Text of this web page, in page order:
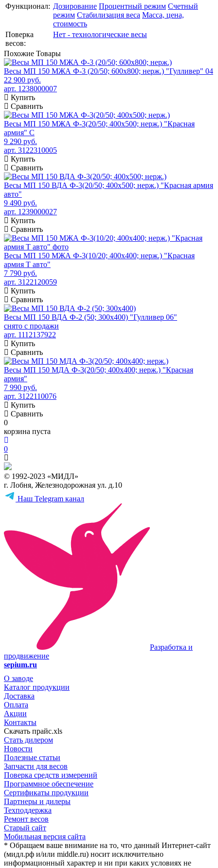
Функционал: Дозирование Процентный режим Счетный
режим Стабилизация веса Масса, цена,
стоимость
Поверка
весов:
Нет - технологические весы
Похожие Товары
Весы МП 150 МЖА Ф-3 (20/50; 600х800; нерж.) "Гулливер" 04
22 900 руб.
арт. 1238000007
Купить
Сравнить
Весы МП 150 МЖА Ф-3(20/50; 400х500; нерж.) "Красная
армия" C
9 290 руб.
арт. 3122310005
Купить
Сравнить
Весы МП 150 ВДА Ф-3(20/50; 400х500; нерж.) "Красная армия
авто"
9 490 руб.
арт. 1239000027
Купить
Сравнить
Весы МП 150 МЖА Ф-3(10/20; 400х400; нерж.) "Красная
армия Т авто"
7 790 руб.
арт. 3122120059
Купить
Сравнить
Весы МП 150 ВДА Ф-2 (50; 300х400) "Гулливер 06"
снято с продажи
арт. 1112137922
Купить
Сравнить
Весы МП 150 МДА Ф-3(20/50; 400х400; нерж.) "Красная
армия"
7 990 руб.
арт. 3122110076
Купить
Сравнить
0
корзина пуста
0
© 1992-2023 «МИДЛ»
г. Лобня, Железнодорожная ул. д.10
Наш Telegram канал
Разработка и
продвижение
sepium.ru
О заводе
Каталог продукции
Доставка
Оплата
Акции
Контакты
Скачать прайс.xls
Стать дилером
Новости
Полезные статьи
Запчасти для весов
Поверка средств измерений
Программное обеспечение
Сертификаты продукции
Партнеры и дилеры
Техподдержка
Ремонт весов
Старый сайт
Мобильная версия сайта
* Обращаем ваше внимание на то, что данный Интернет-сайт
(мидл.рф и/или middle.ru) носит исключительно
информационный характер и ни при каких условиях не